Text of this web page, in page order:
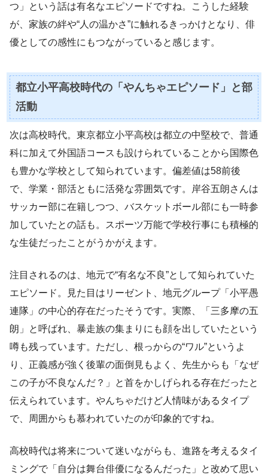
つ」という話は有名なエピソードですね。こうした経験
が、家族の絆や“人の温かさ”に触れるきっかけとなり、俳
優としての感性にもつながっていると感じます。
都立小平高校時代の「やんちゃエピソード」と部
活動
次は高校時代。東京都立小平高校は都立の中堅校で、普通
科に加えて外国語コースも設けられていることから国際色
も豊かな学校として知られています。偏差値は58前後
で、学業・部活ともに活発な雰囲気です。岸谷五朗さんは
サッカー部に在籍しつつ、バスケットボール部にも一時参
加していたとの話も。スポーツ万能で学校行事にも積極的
な生徒だったことがうかがえます。
注目されるのは、地元で“有名な不良”として知られていた
エピソード。見た目はリーゼント、地元グループ「小平愚
連隊」の中心的存在だったそうです。実際、「三多摩の五
朗」と呼ばれ、暴走族の集まりにも顔を出していたという
噂も残っています。ただし、根っからの“ワル”というよ
り、正義感が強く後輩の面倒見もよく、先生からも「なぜ
この子が不良なんだ？」と首をかしげられる存在だったと
伝えられています。やんちゃだけど人情味があるタイプ
で、周囲からも慕われていたのが印象的ですね。
高校時代は将来について迷いながらも、進路を考えるタイ
ミングで「自分は舞台俳優になるんだった」と改めて思い